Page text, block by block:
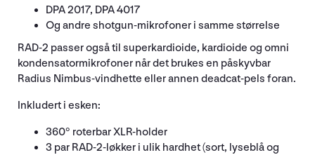
DPA 2017, DPA 4017
Og andre shotgun-mikrofoner i samme størrelse
RAD-2 passer også til superkardioide, kardioide og omni
kondensatormikrofoner når det brukes en påskyvbar
Radius Nimbus-vindhette eller annen deadcat-pels foran.
Inkludert i esken:
360° roterbar XLR-holder
3 par RAD-2-løkker i ulik hardhet (sort, lyseblå og